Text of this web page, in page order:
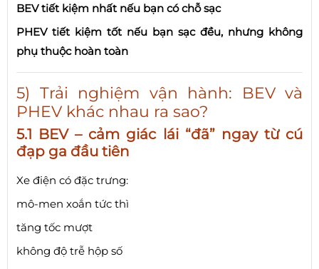
BEV tiết kiệm nhất nếu bạn có chỗ sạc
PHEV tiết kiệm tốt nếu bạn sạc đều, nhưng không
phụ thuộc hoàn toàn
5) Trải nghiệm vận hành: BEV và
PHEV khác nhau ra sao?
5.1 BEV – cảm giác lái “đã” ngay từ cú
đạp ga đầu tiên
Xe điện có đặc trưng:
mô-men xoắn tức thì
tăng tốc mượt
không độ trễ hộp số